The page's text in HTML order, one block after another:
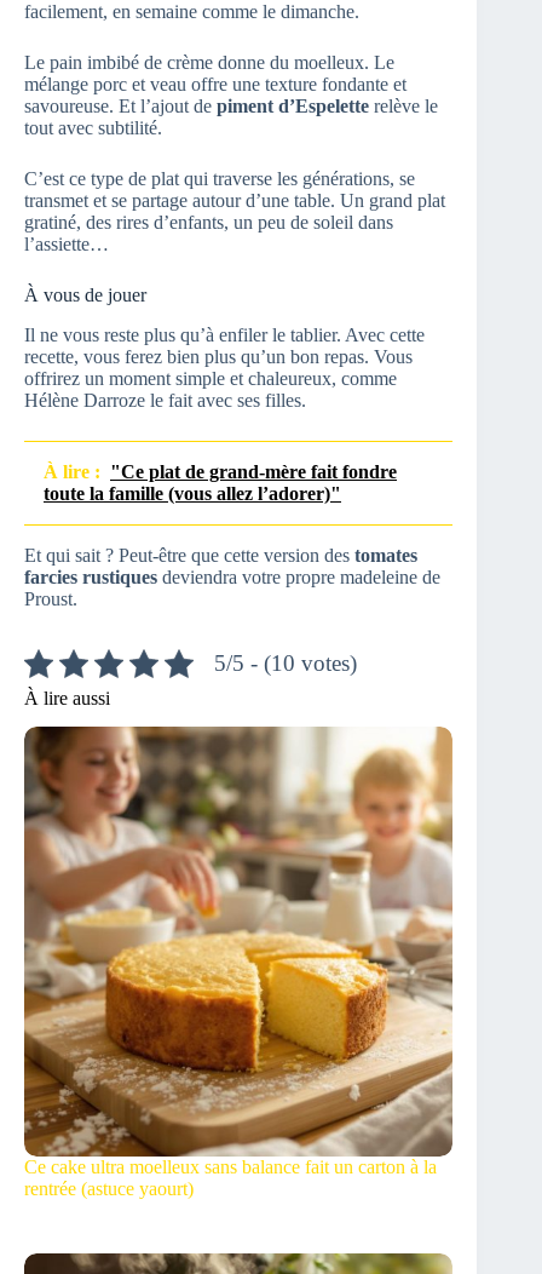
facilement, en semaine comme le dimanche.
Le pain imbibé de crème donne du moelleux. Le
mélange porc et veau offre une texture fondante et
savoureuse. Et l’ajout de piment d’Espelette relève le
tout avec subtilité.
C’est ce type de plat qui traverse les générations, se
transmet et se partage autour d’une table. Un grand plat
gratiné, des rires d’enfants, un peu de soleil dans
l’assiette…
À vous de jouer
Il ne vous reste plus qu’à enfiler le tablier. Avec cette
recette, vous ferez bien plus qu’un bon repas. Vous
offrirez un moment simple et chaleureux, comme
Hélène Darroze le fait avec ses filles.
À lire : "Ce plat de grand-mère fait fondre
toute la famille (vous allez l’adorer)"
Et qui sait ? Peut-être que cette version des tomates
farcies rustiques deviendra votre propre madeleine de
Proust.
5/5 - (10 votes)
À lire aussi
Ce cake ultra moelleux sans balance fait un carton à la
rentrée (astuce yaourt)